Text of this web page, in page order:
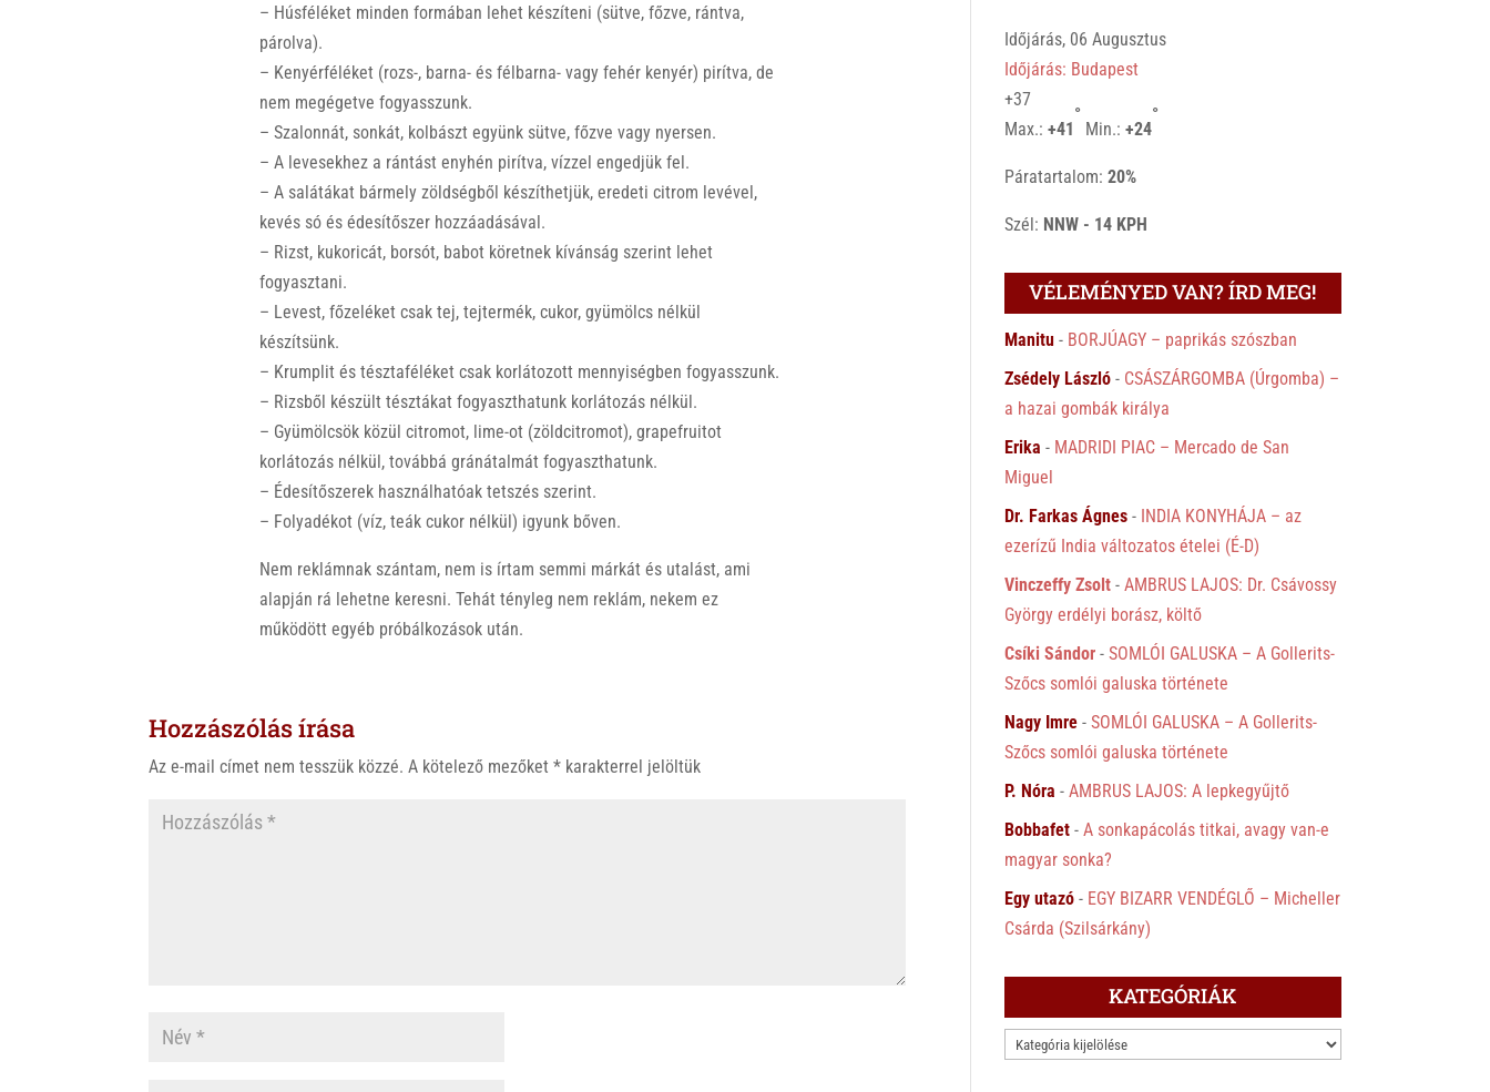
– Húsféléket minden formában lehet készíteni (sütve, főzve, rántva,
párolva).
– Kenyérféléket (rozs-, barna- és félbarna- vagy fehér kenyér) pirítva, de
nem megégetve fogyasszunk.
– Szalonnát, sonkát, kolbászt együnk sütve, főzve vagy nyersen.
– A levesekhez a rántást enyhén pirítva, vízzel engedjük fel.
– A salátákat bármely zöldségből készíthetjük, eredeti citrom levével,
kevés só és édesítőszer hozzáadásával.
– Rizst, kukoricát, borsót, babot köretnek kívánság szerint lehet
fogyasztani.
– Levest, főzeléket csak tej, tejtermék, cukor, gyümölcs nélkül
készítsünk.
– Krumplit és tésztaféléket csak korlátozott mennyiségben fogyasszunk.
– Rizsből készült tésztákat fogyaszthatunk korlátozás nélkül.
– Gyümölcsök közül citromot, lime-ot (zöldcitromot), grapefruitot
korlátozás nélkül, továbbá gránátalmát fogyaszthatunk.
– Édesítőszerek használhatóak tetszés szerint.
– Folyadékot (víz, teák cukor nélkül) igyunk bőven.
Nem reklámnak szántam, nem is írtam semmi márkát és utalást, ami
alapján rá lehetne keresni. Tehát tényleg nem reklám, nekem ez
működött egyéb próbálkozások után.
Hozzászólás írása
Az e-mail címet nem tesszük közzé. A kötelező mezőket* karakterrel jelöltük
Időjárás, 06 Augusztus
Időjárás: Budapest
+37
Max.:+41
°
Min.:+24
°
Páratartalom:20%
Szél: NNW - 14 KPH
VÉLEMÉNYED VAN? ÍRD MEG!
Manitu - BORJÚAGY – paprikás szószban
Zsédely László - CSÁSZÁRGOMBA (Úrgomba) –
a hazai gombák királya
Erika - MADRIDI PIAC – Mercado de San
Miguel
Dr. Farkas Ágnes - INDIA KONYHÁJA – az
ezerízű India változatos ételei (É-D)
Vinczeffy Zsolt -AMBRUS LAJOS: Dr. Csávossy
György erdélyi borász, költő
Csíki Sándor -SOMLÓI GALUSKA – A Gollerits-
Szőcs somlói galuska története
Nagy Imre -SOMLÓI GALUSKA – A Gollerits-
Szőcs somlói galuska története
P. Nóra -AMBRUS LAJOS: A lepkegyűjtő
Bobbafet -A sonkapácolás titkai, avagy van-e
magyar sonka?
Egy utazó - EGY BIZARR VENDÉGLŐ – Micheller
Csárda (Szilsárkány)
KATEGÓRIÁK
KATEGÓRIÁK